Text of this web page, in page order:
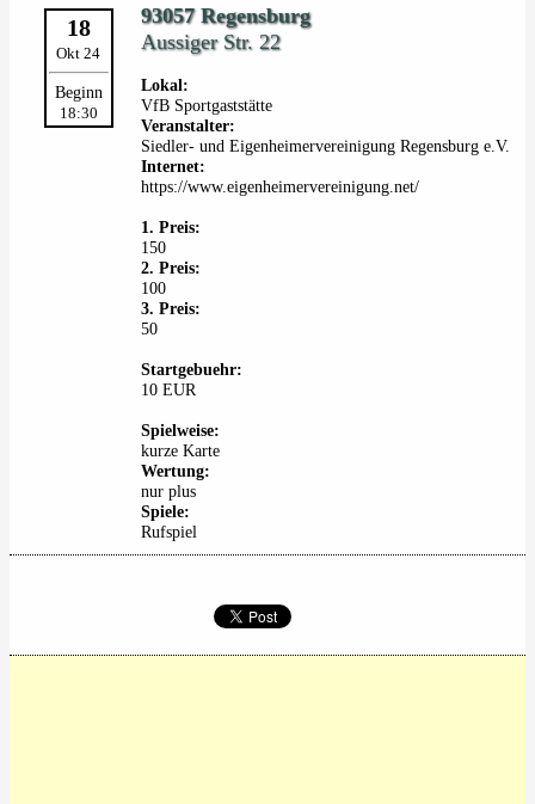
18
Okt 24
Beginn
18:30
93057 Regensburg
Aussiger Str. 22
Lokal:
VfB Sportgaststätte
Veranstalter:
Siedler- und Eigenheimervereinigung Regensburg e.V.
Internet:
https://www.eigenheimervereinigung.net/
1. Preis:
150
2. Preis:
100
3. Preis:
50
Startgebuehr:
10 EUR
Spielweise:
kurze Karte
Wertung:
nur plus
Spiele:
Rufspiel